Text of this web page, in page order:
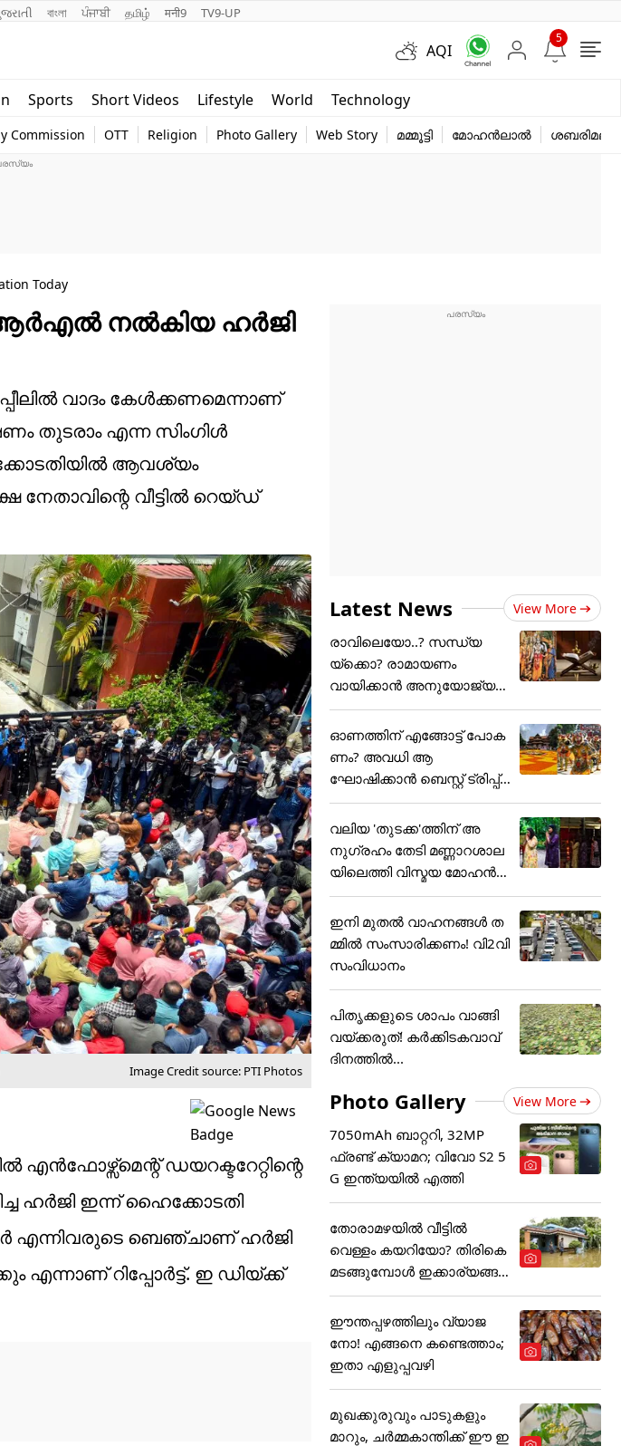
বাংলা ਪੰਜਾਬੀ தமிழ் मनी9 TV9-UP
AQI
5
Sports Short Videos Lifestyle World Technology
Web Story
Commission OTT Religion Photo Gallery Web Story മമ്മൂട്ടി മോഹൻലാൽ ശബരിമല
Today
നൽകിയ ഹർജി
വാദം കേൾക്കണമെന്നാണ്
തുടരാം എന്ന സിംഗിൾ
ആവശ്യം
വീട്ടിൽ റെയ്ഡ്
Image Credit source: PTI Photos
ഡയറക്ടറേറ്റിന്റെ
ഹർജി ഇന്ന് ഹൈക്കോടതി
എന്നിവരുടെ ബെഞ്ചാണ് ഹര്‍ജി
റിപ്പോർട്ട്. ഇ ഡിയ്ക്ക്
Latest News View More
രാവിലെയോ..? സന്ധ്യ
യ്ക്കൊ? രാമായണം
വായിക്കാൻ അനുയോജ്യ
മായ സമയം....
ഓണത്തിന് എങ്ങോട്ട് പോക
ണം? അവധി ആ
ഘോഷിക്കാൻ ബെസ്റ്റ് ട്രിപ്പ്
പ്ലാൻ
വലിയ 'തുടക്ക'ത്തിന് അ
നുഗ്രഹം തേടി മണ്ണാറശാല
യിലെത്തി വിസ്മയ മോഹൻ
ലാ
ഇനി മുതൽ വാഹനങ്ങൾ ത
മ്മിൽ സംസാരിക്കണം! വി2വി
സംവിധാനം
പിതൃക്കളുടെ ശാപം വാങ്ങി
വയ്ക്കരുത്! കർക്കിടകവാവ്
ദിനത്തിൽ...
Photo Gallery View More
7050mAh ബാറ്ററി, 32MP
ഫ്രണ്ട് ക്യാമറ; വിവോ S2 5
G ഇന്ത്യയിൽ എത്തി
തോരാമഴയിൽ വീട്ടിൽ
വെള്ളം കയറിയോ? തിരികെ
മടങ്ങുമ്പോൾ ഇക്കാര്യങ്ങ
ൾ
ഈന്തപ്പഴത്തിലും വ്യാജ
നോ! എങ്ങനെ കണ്ടെത്താം;
ഇതാ എളുപ്പവഴി
മുഖക്കുരുവും പാടുകളും
മാറും, ചർമ്മകാന്തിക്ക് ഈ ഇ